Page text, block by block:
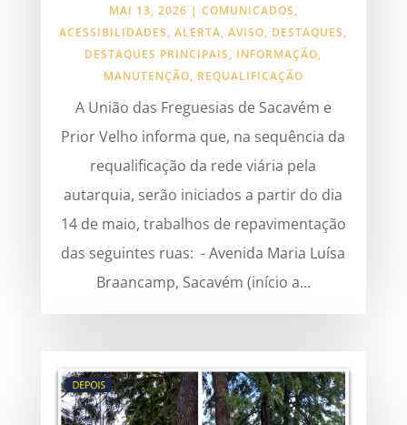
MAI 13, 2026 | COMUNICADOS,
ACESSIBILIDADES,ALERTA,AVISO, DESTAQUES,
DESTAQUES PRINCIPAIS, INFORMAÇÃO,
MANUTENÇÃO, REQUALIFICAÇÃO
A União das Freguesias de Sacavém e
Prior Velho informa que, na sequência da
requalificação da rede viária pela
autarquia, serão iniciados a partir do dia
14 de maio, trabalhos de repavimentação
das seguintes ruas: - Avenida Maria Luísa
Braancamp, Sacavém (início a...